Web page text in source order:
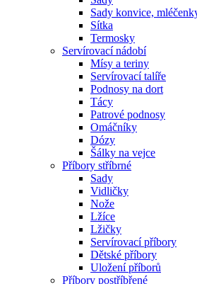
Sady konvice,
Sítka
Termosky
Servírovací nádobí
Mísy a teriny
Servírovací talíře
Podnosy na dort
Tácy
Patrové podnosy
Omáčníky
Dózy
Šálky na vejce
Příbory stříbrné
Sady
Vidličky
Nože
Lžíce
Lžičky
Servírovací příbory
Dětské příbory
Uložení příborů
Příbory postříbřené